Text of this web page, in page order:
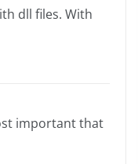
dll files. With
important that